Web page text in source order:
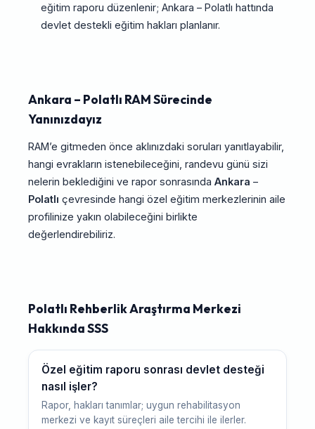
eğitim raporu düzenlenir; Ankara – Polatlı hattında
devlet destekli eğitim hakları planlanır.
Ankara – Polatlı RAM Sürecinde
Yanınızdayız
RAM’e gitmeden önce aklınızdaki soruları yanıtlayabilir,
hangi evrakların istenebileceğini, randevu günü sizi
nelerin beklediğini ve rapor sonrasında Ankara –
Polatlı çevresinde hangi özel eğitim merkezlerinin aile
profilinize yakın olabileceğini birlikte
değerlendirebiliriz.
Polatlı Rehberlik Araştırma Merkezi
Hakkında SSS
Özel eğitim raporu sonrası devlet desteği
nasıl işler?
Rapor, hakları tanımlar; uygun rehabilitasyon
merkezi ve kayıt süreçleri aile tercihi ile ilerler.